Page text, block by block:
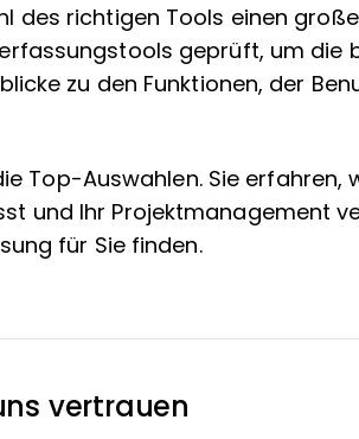
des richtigen Tools einen
geprüft, um die
zu den Funktionen, der
Top-Auswahlen. Sie erfahren,
und Ihr Projektmanagement
für Sie finden.
vertrauen